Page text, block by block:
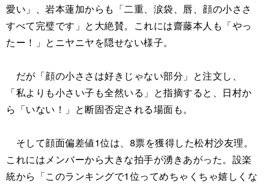
愛い」、岩本蓮加からも「二重、涙袋、唇、顔の小ささ
すべて完璧です」と大絶賛。これには齋藤本人も「やっ
たー！」とニヤニヤを隠せない様子。
だが「顔の小ささは好きじゃない部分」と注文し、
「私よりも小さい子も全然いる」と指摘すると、日村か
ら「いない！」と断固否定される場面も。
そして顔面偏差値1位は、8票を獲得した松村沙友理。
これにはメンバーから大きな拍手が湧きあがった。設楽
統から「このランキングで1位ってめちゃくちゃ嬉しくな